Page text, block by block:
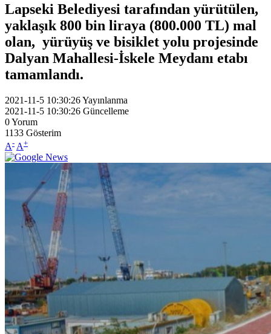
Lapseki Belediyesi tarafından yürütülen,
yaklaşık 800 bin liraya (800.000 TL) mal
olan, yürüyüş ve bisiklet yolu projesinde
Dalyan Mahallesi-İskele Meydanı etabı
tamamlandı.
2021-11-5 10:30:26Yayınlanma
2021-11-5 10:30:26 Güncelleme
0Yorum
1133 Gösterim
A- A+